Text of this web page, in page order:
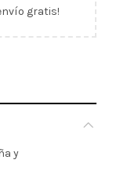
gratis!
y